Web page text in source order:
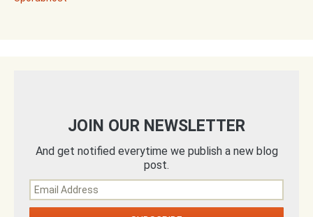
JOIN OUR NEWSLETTER
And get notified everytime we publish a new blog
post.